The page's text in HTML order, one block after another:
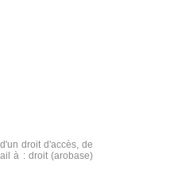
droit d'accès, de
à : droit (arobase)